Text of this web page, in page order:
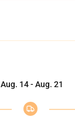
Aug. 14 - Aug. 21